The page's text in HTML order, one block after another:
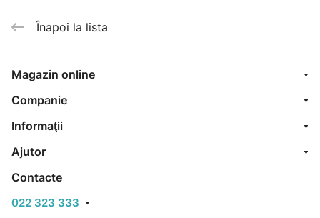
A se păstra la loc curat, bine ventilat, la o umiditate
Înapoi la lista
Magazin online
Companie
Informaţii
Ajutor
Contacte
022 323 333